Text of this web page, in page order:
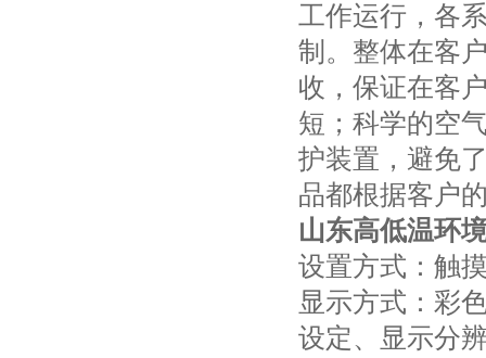
工作运行，各
制。整体在客
收，保证在客
短；科学的空
护装置，避免
品都根据客户
山东高低温环
设置方式：触
显示方式：彩
设定、显示分